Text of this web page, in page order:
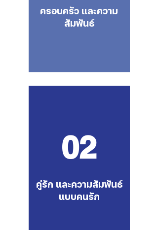
ครอบครัว และความ
สัมพันธ์
02
คู่รัก และความสัมพันธ์
แบบคนรัก